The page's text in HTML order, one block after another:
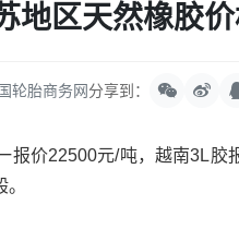
地区天然橡胶
轮胎商务网分享到：
22500元/吨，越南3L胶